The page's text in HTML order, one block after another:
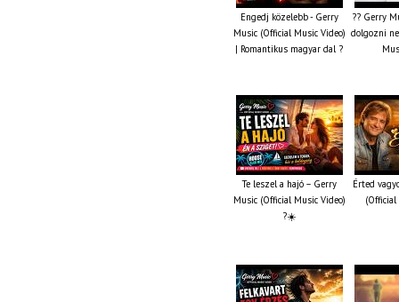
Engedj közelebb - Gerry
Music (Official Music Video)
| Romantikus magyar dal ?
?? Gerry
dolgozni
Te leszel a hajó – Gerry
Music (Official Music Video)
?☀️
Érted
(Official